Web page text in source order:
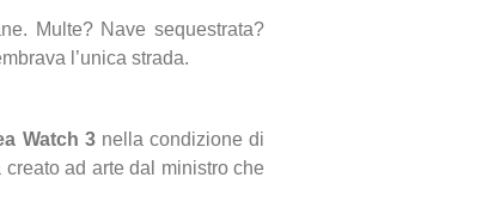
Multe? Nave sequestrata?
l’unica strada.
Watch 3nella condizione di
ad arte dal ministro che